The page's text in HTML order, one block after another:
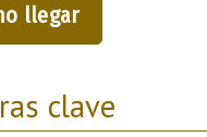
llegar
clave